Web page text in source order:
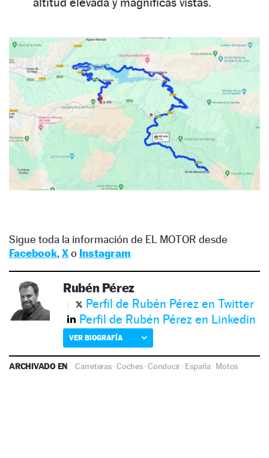
Sigue toda la información de EL MOTOR desde
Facebook, Xo Instagram
Rubén Pérez
Perfil de Rubén Pérez en Twitter
Perfil de Rubén Pérez en Linkedin
VER BIOGRAFÍA
ARCHIVADO EN Carreteras·Coches·Conducir ·España ·Motos